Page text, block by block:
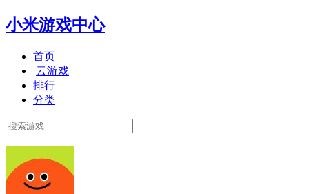
小米游戏中心
首页
云游戏
排行
分类